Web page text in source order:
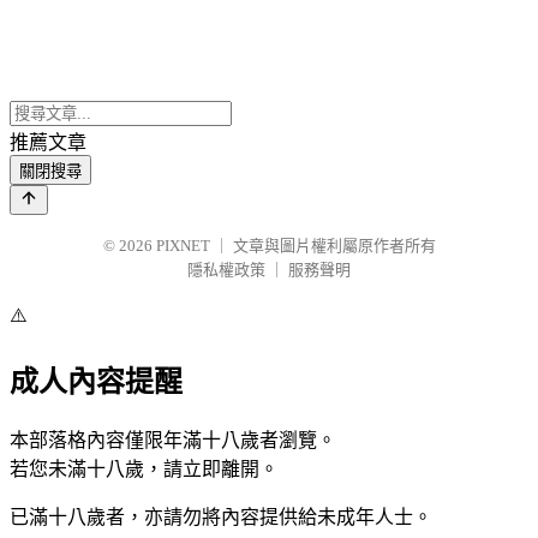
推薦文章
關閉搜尋
© 2026 PIXNET
文章與圖片權利屬原作者所有
隱私權政策
服務聲明
⚠️
成人內容提醒
本部落格內容僅限年滿十八歲者瀏覽。
若您未滿十八歲，請立即離開。
已滿十八歲者，亦請勿將內容提供給未成年人士。